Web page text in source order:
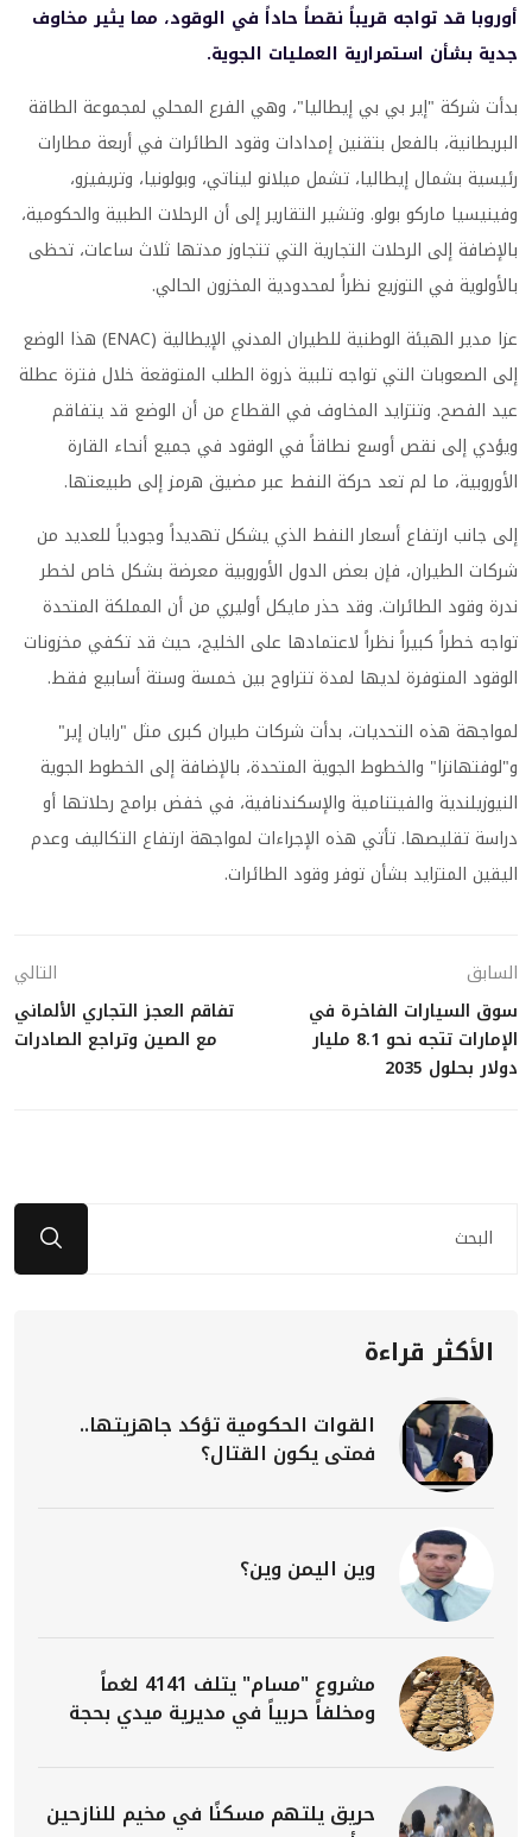
أوروبا قد تواجه قريباً نقصاً حاداً في الوقود، مما يثير مخاوف
جدية بشأن استمرارية العمليات الجوية.
بدأت شركة "إير بي بي إيطاليا"، وهي الفرع المحلي لمجموعة الطاقة
البريطانية، بالفعل بتقنين إمدادات وقود الطائرات في أربعة مطارات
رئيسية بشمال إيطاليا، تشمل ميلانو ليناتي، وبولونيا، وتريفيزو،
وفينيسيا ماركو بولو. وتشير التقارير إلى أن الرحلات الطبية والحكومية،
بالإضافة إلى الرحلات التجارية التي تتجاوز مدتها ثلاث ساعات، تحظى
بالأولوية في التوزيع نظراً لمحدودية المخزون الحالي.
عزا مدير الهيئة الوطنية للطيران المدني الإيطالية (ENAC) هذا الوضع
إلى الصعوبات التي تواجه تلبية ذروة الطلب المتوقعة خلال فترة عطلة
عيد الفصح. وتتزايد المخاوف في القطاع من أن الوضع قد يتفاقم
ويؤدي إلى نقص أوسع نطاقاً في الوقود في جميع أنحاء القارة
الأوروبية، ما لم تعد حركة النفط عبر مضيق هرمز إلى طبيعتها.
إلى جانب ارتفاع أسعار النفط الذي يشكل تهديداً وجودياً للعديد من
شركات الطيران، فإن بعض الدول الأوروبية معرضة بشكل خاص لخطر
ندرة وقود الطائرات. وقد حذر مايكل أوليري من أن المملكة المتحدة
تواجه خطراً كبيراً نظراً لاعتمادها على الخليج، حيث قد تكفي مخزونات
الوقود المتوفرة لديها لمدة تتراوح بين خمسة وستة أسابيع فقط.
لمواجهة هذه التحديات، بدأت شركات طيران كبرى مثل "رايان إير"
و"لوفتهانزا" والخطوط الجوية المتحدة، بالإضافة إلى الخطوط الجوية
النيوزيلندية والفيتنامية والإسكندنافية، في خفض برامج رحلاتها أو
دراسة تقليصها. تأتي هذه الإجراءات لمواجهة ارتفاع التكاليف وعدم
اليقين المتزايد بشأن توفر وقود الطائرات.
السابق
سوق السيارات الفاخرة في
الإمارات تتجه نحو 8.1 مليار
دولار بحلول 2035
التالي
تفاقم العجز التجاري الألماني
مع الصين وتراجع الصادرات
الأكثر قراءة
القوات الحكومية تؤكد جاهزيتها..
فمتى يكون القتال؟
وين اليمن وين؟
مشروع "مسام" يتلف 4141 لغماً
ومخلفاً حربياً في مديرية ميدي بحجة
حريق يلتهم مسكنًا في مخيم للنازحين